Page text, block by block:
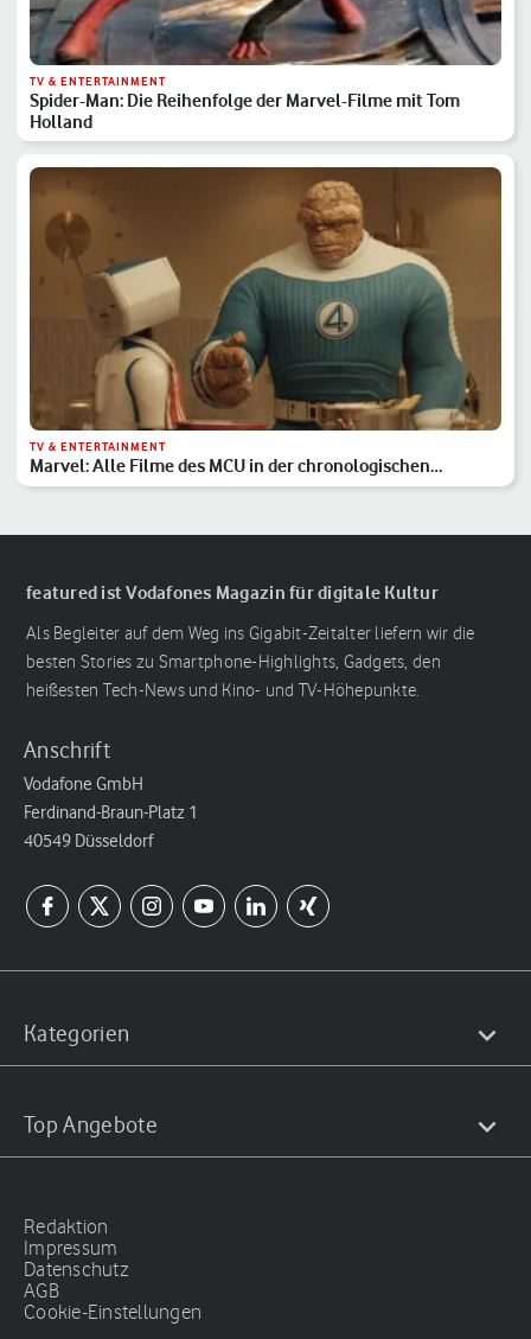
TV & ENTERTAINMENT
Spider-Man: Die Reihenfolge der Marvel-Filme mit Tom
Holland
TV & ENTERTAINMENT
Marvel: Alle Filme des MCU in der chronologischen
Reihenfolge
featured ist Vodafones Magazin für digitale Kultur
Als Begleiter auf dem Weg ins Gigabit-Zeitalter liefern wir die
besten Stories zu Smartphone-Highlights, Gadgets, den
heißesten Tech-News und Kino- und TV-Höhepunkte.
Anschrift
Vodafone GmbH
Ferdinand-Braun-Platz 1
40549 Düsseldorf
Kategorien
Top Angebote
Redaktion
Impressum
Datenschutz
AGB
Cookie-Einstellungen